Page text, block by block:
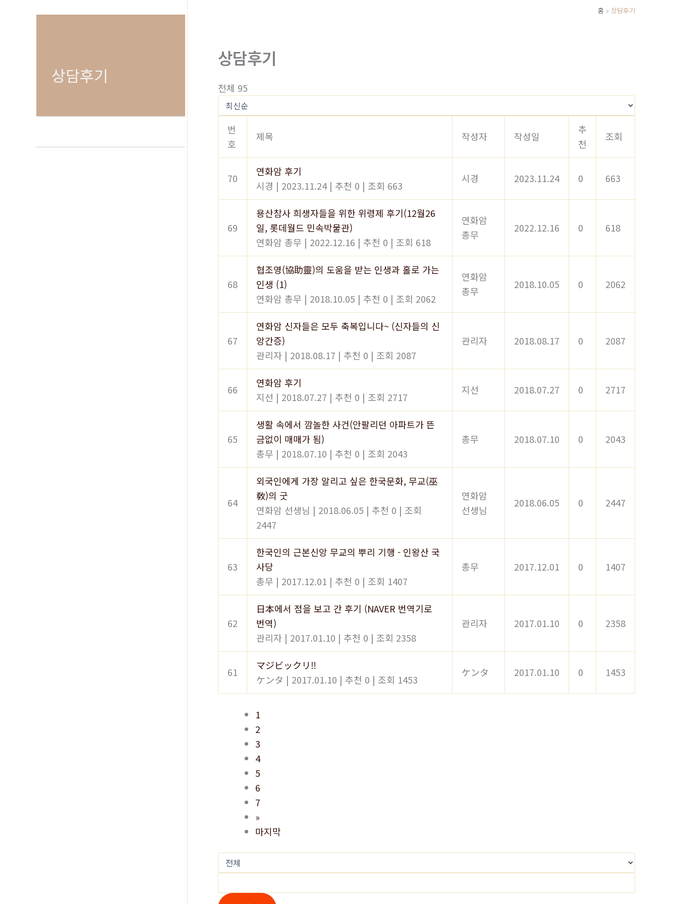
상담후기
홈 상담후기
상담후기
전체 95
번
호
제목 작성자 작성일
추
천
조회
70
연화암 후기
시경 | 2023.11.24 | 추천 0 | 조회 663
시경 2023.11.24 0 663
69
용산참사 희생자들을 위한 위령제 후기(12월26
일, 롯데월드 민속박물관)
연화암 총무 | 2022.12.16 | 추천 0 | 조회 618
연화암
총무
2022.12.16 0 618
68
협조영(協助靈)의 도움을 받는 인생과 홀로 가는
인생 (1)
연화암 총무 | 2018.10.05 | 추천 0 | 조회 2062
연화암
총무
2018.10.05 0 2062
67
연화암 신자들은 모두 축복입니다~ (신자들의 신
앙간증)
관리자 | 2018.08.17 | 추천 0 | 조회 2087
관리자 2018.08.17 0 2087
66
연화암 후기
지선 | 2018.07.27 | 추천 0 | 조회 2717
지선 2018.07.27 0 2717
65
생활 속에서 깜놀한 사건(안팔리던 아파트가 뜬
금없이 매매가 됨)
총무 | 2018.07.10 | 추천 0 | 조회 2043
총무 2018.07.10 0 2043
64
외국인에게 가장 알리고 싶은 한국문화, 무교(巫
敎)의 굿
연화암 선생님 | 2018.06.05 | 추천 0 | 조회
2447
연화암
선생님
2018.06.05 0 2447
63
한국인의 근본신앙 무교의 뿌리 기행 - 인왕산 국
사당
총무 | 2017.12.01 | 추천 0 | 조회 1407
총무 2017.12.01 0 1407
62
日本에서 점을 보고 간 후기 (NAVER 번역기로
번역)
관리자 | 2017.01.10 | 추천 0 | 조회 2358
관리자 2017.01.10 0 2358
61
マジビックリ‼️
ケンタ | 2017.01.10 | 추천 0 | 조회 1453
ケンタ 2017.01.10 0 1453
1
2
3
4
5
6
7
»
마지막